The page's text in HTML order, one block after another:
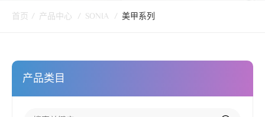
首页 / 产品中心 / SONIA / 美甲系列
产品类目